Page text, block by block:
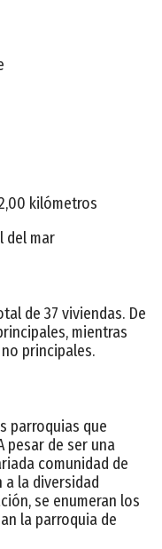
kilómetros
del mar
de 37 viviendas. De
mientras
principales.
parroquias que
pesar de ser una
comunidad de
a la diversidad
se enumeran los
la parroquia de